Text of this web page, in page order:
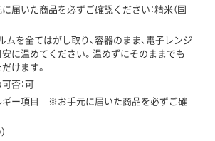
いた商品を必ずご確認ください：精米（国
ムを全てはがし取り、容器のまま、電子レンジ
に温めてください。温めずにそのままでも
けます。
否：可
ギー項目 ※お手元に届いた商品を必ずご確